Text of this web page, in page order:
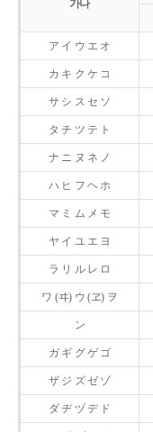
가나
ア イ ウ エ オ
カ キ ク ケ コ
サ シ ス セ ソ
タ チ ツ テ ト
ナ ニ ヌ ネ ノ
ハ ヒ フ ヘ ホ
マ ミ ム メ モ
ヤ イ ユ エ ヨ
ラ リ ル レ ロ
ワ (ヰ) ウ (ヱ) ヲ
ン
ガ ギ グ ゲ ゴ
ザ ジ ズ ゼ ゾ
ダ ヂ ヅ デ ド